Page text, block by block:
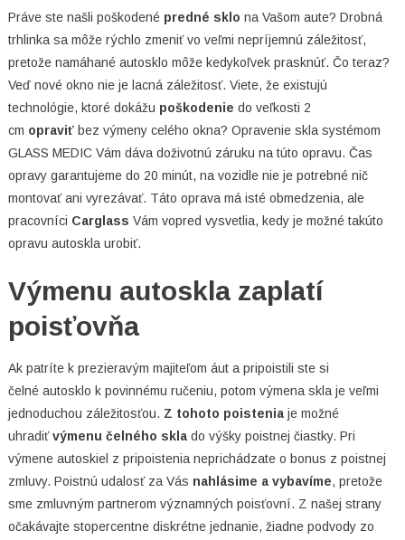
Autosklo
Bez
Meškania
Práve ste našli poškodené predné sklo na Vašom aute? Drobná
trhlinka sa môže rýchlo zmeniť vo veľmi nepríjemnú záležitosť,
pretože namáhané autosklo môže kedykoľvek prasknúť. Čo teraz?
Veď nové okno nie je lacná záležitosť. Viete, že existujú
technológie, ktoré dokážu poškodenie do veľkosti 2
cm opraviťbez výmeny celého okna? Opravenie skla systémom
GLASS MEDIC Vám dáva doživotnú záruku na túto opravu. Čas
opravy garantujeme do 20 minút, na vozidle nie je potrebné nič
montovať ani vyrezávať. Táto oprava má isté obmedzenia, ale
pracovníci Carglass Vám vopred vysvetlia, kedy je možné takúto
opravu autoskla urobiť.
Výmenu autoskla zaplatí
poisťovňa
Ak patríte k prezieravým majiteľom áut a pripoistili ste si
čelné autosklo k povinnému ručeniu, potom výmena skla je veľmi
jednoduchou záležitosťou. Z tohoto poisteniaje možné
uhradiťvýmenu čelného sklado výšky poistnej čiastky. Pri
výmene autoskiel z pripoistenia neprichádzate o bonus z poistnej
zmluvy. Poistnú udalosť za Vás nahlásime a vybavíme, pretože
sme zmluvným partnerom významných poisťovní. Z našej strany
očakávajte stopercentne diskrétne jednanie, žiadne podvody zo